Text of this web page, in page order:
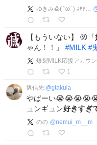
ゆきみ🍮( ˘ω˘ ) ｽﾔｧ…
【もういない】 😡「
ゃん！！」 #MILK #
爆裂M!LK応援アカウ
1
返信先:@gtakuia
やばーい
ュンギュン好きすぎ
のの @nemui_m__m